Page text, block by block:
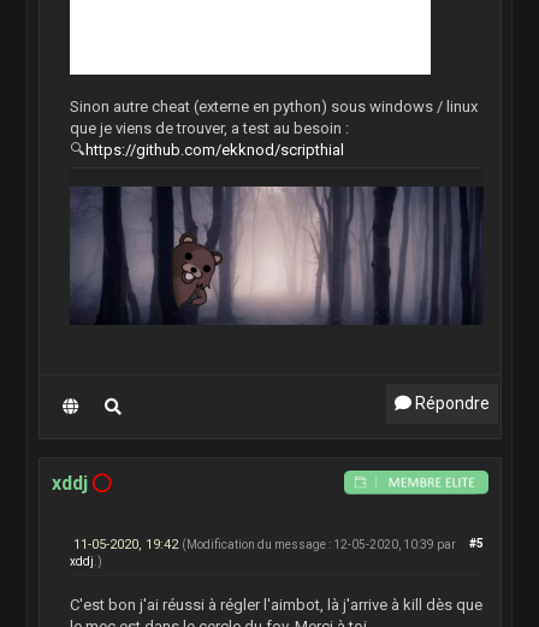
Sinon autre cheat (externe en python) sous windows / linux
que je viens de trouver, a test au besoin :
🔍 https://github.com/ekknod/scripthial
Répondre
xddj
#5
11-05-2020, 19:42 (Modification du message : 12-05-2020, 10:39 par
xddj .)
C'est bon j'ai réussi à régler l'aimbot, là j'arrive à kill dès que